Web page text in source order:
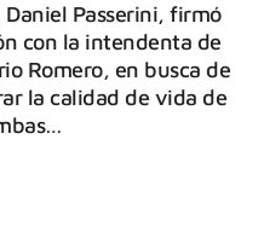
Passerini, firmó
con la intendenta de
Romero, en busca de
la calidad de vida de